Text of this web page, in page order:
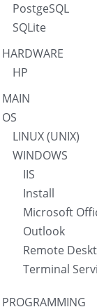
PostgeSQL
SQLite
HARDWARE
HP
MAIN
OS
LINUX (UNIX)
WINDOWS
IIS
Install
Microsoft
Outlook
Remote
Terminal
PROGRAMMING